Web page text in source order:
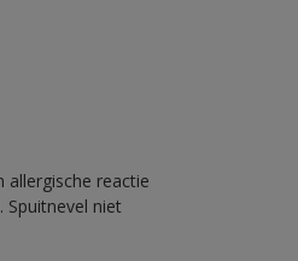
allergische reactie
niet